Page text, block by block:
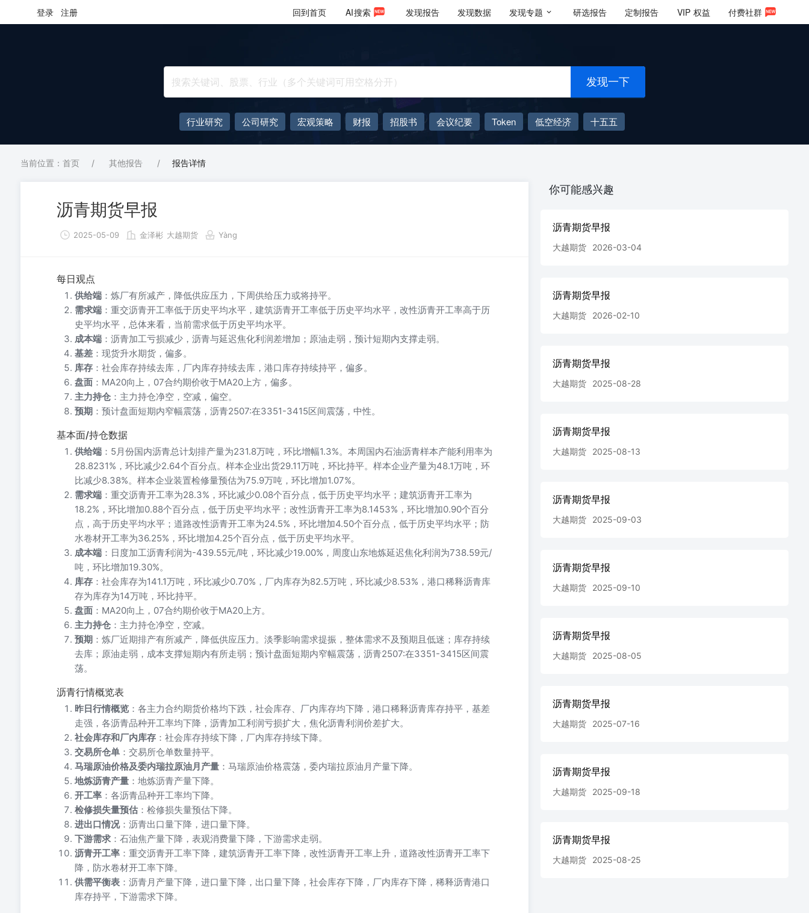
登录 注册 回到首页 AI搜索 发现报告 发现数据 发现专题 研选报告 定制报告 VIP 权益 付费社群
发现一下
行业研究 公司研究 宏观策略 财报 招股书 会议纪要 Token 低空经济
十五五
AIGC
大模型
当前位置：首页 / 其他报告 / 报告详情
沥青期货早报
2025-05-09 金泽彬 大越期货 Yàng
每日观点
供给端 ：炼厂有所减产，降低供应压力，下周供给压力或将持平。
需求端 ：重交沥青开工率低于历史平均水平，建筑沥青开工率低于历史平均水平，改性沥青开工率高于历
史平均水平，总体来看，当前需求低于历史平均水平。
成本端 ：沥青加工亏损减少，沥青与延迟焦化利润差增加；原油走弱，预计短期内支撑走弱。
基差 ：现货升水期货，偏多。
库存 ：社会库存持续去库，厂内库存持续去库，港口库存持续持平，偏多。
盘面 ：MA20向上，07合约期价收于MA20上方，偏多。
主力持仓 ：主力持仓净空，空减，偏空。
预期 ：预计盘面短期内窄幅震荡，沥青2507:在3351-3415区间震荡，中性。
基本面/持仓数据
供给端 ：5月份国内沥青总计划排产量为231.8万吨，环比增幅1.3%。本周国内石油沥青样本产能利用率为
28.8231%，环比减少2.64个百分点。样本企业出货29.11万吨，环比持平。样本企业产量为48.1万吨，环
比减少8.38%。样本企业装置检修量预估为75.9万吨，环比增加1.07%。
需求端 ：重交沥青开工率为28.3%，环比减少0.08个百分点，低于历史平均水平；建筑沥青开工率为
18.2%，环比增加0.88个百分点，低于历史平均水平；改性沥青开工率为8.1453%，环比增加0.90个百分
点，高于历史平均水平；道路改性沥青开工率为24.5%，环比增加4.50个百分点，低于历史平均水平；防
水卷材开工率为36.25%，环比增加4.25个百分点，低于历史平均水平。
成本端 ：日度加工沥青利润为-439.55元/吨，环比减少19.00%，周度山东地炼延迟焦化利润为738.59元/
吨，环比增加19.30%。
库存 ：社会库存为141.1万吨，环比减少0.70%，厂内库存为82.5万吨，环比减少8.53%，港口稀释沥青库
存为库存为14万吨，环比持平。
盘面 ：MA20向上，07合约期价收于MA20上方。
主力持仓 ：主力持仓净空，空减。
预期 ：炼厂近期排产有所减产，降低供应压力。淡季影响需求提振，整体需求不及预期且低迷；库存持续
去库；原油走弱，成本支撑短期内有所走弱；预计盘面短期内窄幅震荡，沥青2507:在3351-3415区间震
荡。
沥青行情概览表
昨日行情概览 ：各主力合约期货价格均下跌，社会库存、厂内库存均下降，港口稀释沥青库存持平，基差
走强，各沥青品种开工率均下降，沥青加工利润亏损扩大，焦化沥青利润价差扩大。
社会库存和厂内库存 ：社会库存持续下降，厂内库存持续下降。
交易所仓单 ：交易所仓单数量持平。
马瑞原油价格及委内瑞拉原油月产量 ：马瑞原油价格震荡，委内瑞拉原油月产量下降。
地炼沥青产量 ：地炼沥青产量下降。
开工率 ：各沥青品种开工率均下降。
检修损失量预估 ：检修损失量预估下降。
进出口情况：沥青出口量下降，进口量下降。
下游需求 ：石油焦产量下降，表观消费量下降，下游需求走弱。
沥青开工率 ：重交沥青开工率下降，建筑沥青开工率下降，改性沥青开工率上升，道路改性沥青开工率下
降，防水卷材开工率下降。
供需平衡表 ：沥青月产量下降，进口量下降，出口量下降，社会库存下降，厂内库存下降，稀释沥青港口
库存持平，下游需求下降。
你可能感兴趣
沥青期货早报
大越期货 2026-03-04
沥青期货早报
大越期货 2026-02-10
沥青期货早报
大越期货 2025-08-28
沥青期货早报
大越期货 2025-08-13
沥青期货早报
大越期货 2025-09-03
沥青期货早报
大越期货 2025-09-10
沥青期货早报
大越期货 2025-08-05
沥青期货早报
大越期货 2025-07-16
沥青期货早报
大越期货 2025-09-18
沥青期货早报
大越期货 2025-08-25